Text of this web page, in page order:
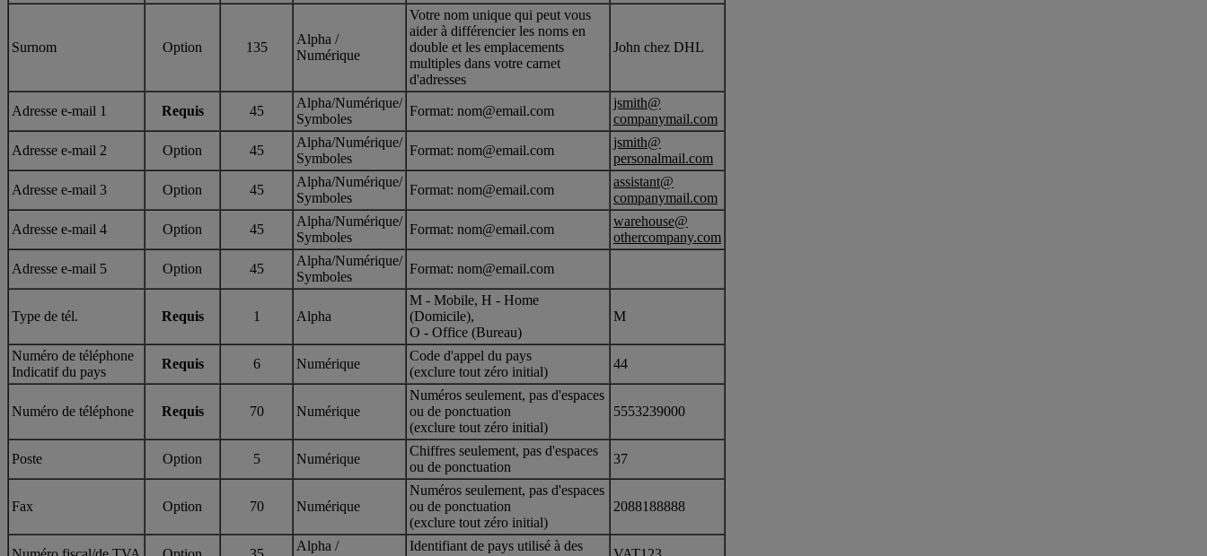
Surnom Option 135
Alpha /
Numérique
Votre nom unique qui peut vous
aider à différencier les noms en
double et les emplacements
multiples dans votre carnet
d'adresses
John chez DHL
Adresse e-mail 1 Requis 45
Alpha/Numérique/
Symboles
Format: nom@email.com
jsmith@
companymail.com
Adresse e-mail 2 Option 45
Alpha/Numérique/
Symboles
Format: nom@email.com
jsmith@
personalmail.com
Adresse e-mail 3 Option 45
Alpha/Numérique/
Symboles
Format: nom@email.com
assistant@
companymail.com
Adresse e-mail 4 Option 45
Alpha/Numérique/
Symboles
Format: nom@email.com
warehouse@
othercompany.com
Adresse e-mail 5 Option 45
Alpha/Numérique/
Symboles
Format: nom@email.com
Type de tél. Requis 1 Alpha
M - Mobile, H - Home
(Domicile),
O - Office (Bureau)
M
Numéro de téléphone
Indicatif du pays
Requis 6 Numérique
Code d'appel du pays
(exclure tout zéro initial)
44
Numéro de téléphone Requis 70 Numérique
Numéros seulement, pas d'espaces
ou de ponctuation
(exclure tout zéro initial)
5553239000
Poste Option 5 Numérique
Chiffres seulement, pas d'espaces
ou de ponctuation
37
Fax Option 70 Numérique
Numéros seulement, pas d'espaces
ou de ponctuation
(exclure tout zéro initial)
2088188888
Alpha /
Identifiant de pays utilisé à des